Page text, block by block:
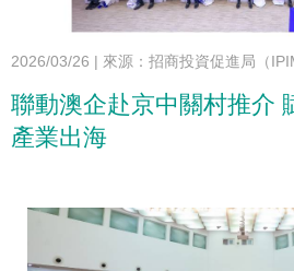
2026/03/26 | 來源：招商投資促進局（
聯動澳企赴京中關村推介
產業出海